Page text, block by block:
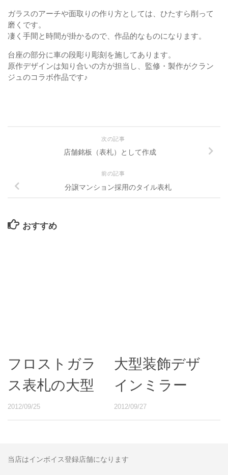
ガラスのアーチや面取りの作り方としては、ひたすら削って
磨くです。
凄く手間と時間が掛かるので、作品的なものになります。
台座の部分に車の段彫り彫刻を施してあります。
原作デザインは知り合いの方が担当し、監修・製作がクラン
ジュのコラボ作品です♪
次の記事
店舗銘板（表札）として作成
前の記事
分譲マンション採用のタイル表札
おすすめ
フロストガラ
ス表札の大型
2012/09/25
大型装飾デザ
インミラー
2012/09/27
当店はインボイス登録店舗になります